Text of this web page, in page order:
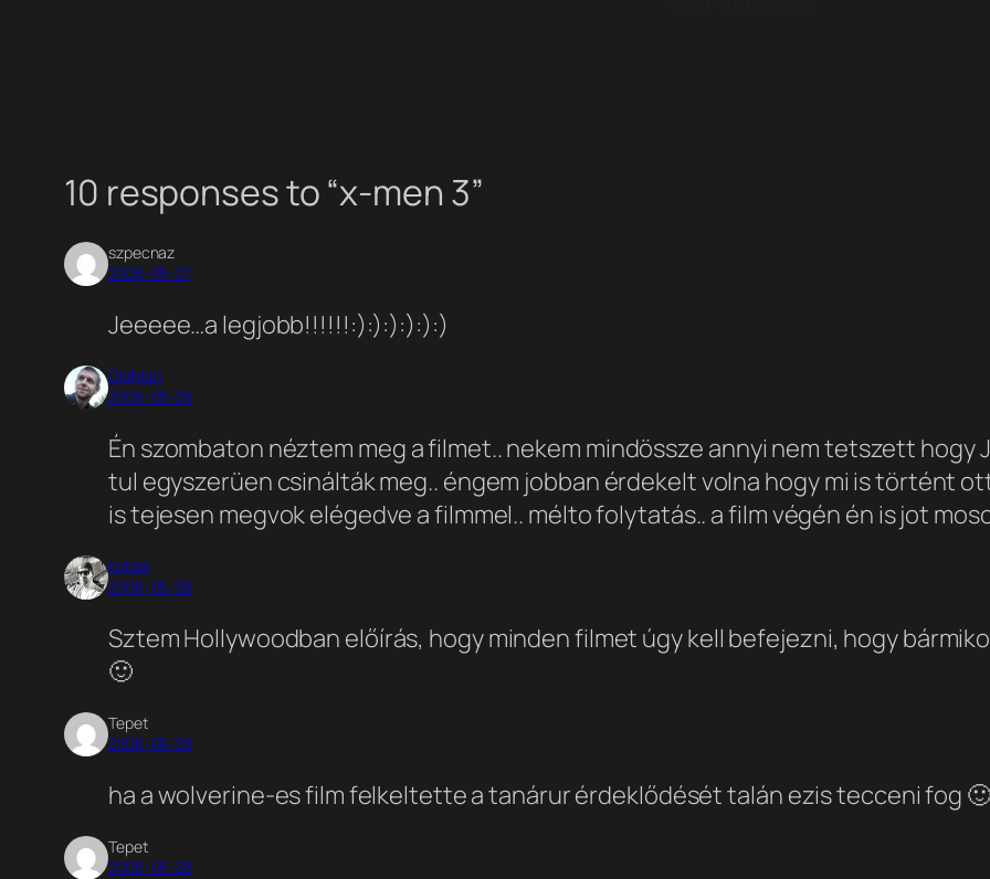
10 responses to “x-men 3”
szpecnaz
2006-05-27
Jeeeee…a legjobb!!!!!!:):):):):):)
OldMan
2006-05-28
Én szombaton néztem meg a filmet.. nekem mindössze annyi nem tetszett
tul egyszerüen csinálták meg.. éngem jobban érdekelt volna hogy mi is történt
is tejesen megvok elégedve a filmmel.. mélto folytatás.. a film végén én is jot
kobak
2006-05-28
Sztem Hollywoodban előírás, hogy minden filmet úgy kell befejezni, hogy
🙂
Tepet
2006-05-28
ha a wolverine-es film felkeltette a tanárur érdeklődését talán ezis tecceni fog 🙂
Tepet
2006-05-28